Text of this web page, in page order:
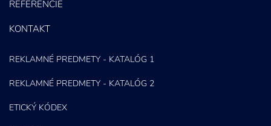
REFERENCIE
KONTAKT
REKLAMNÉ PREDMETY - KATALÓG 1
REKLAMNÉ PREDMETY - KATALÓG 2
ETICKÝ KÓDEX